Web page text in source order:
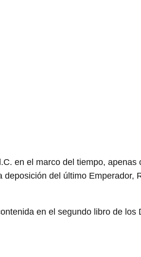
en el marco del tiempo, apenas
del último Emperador,
en el segundo libro de los